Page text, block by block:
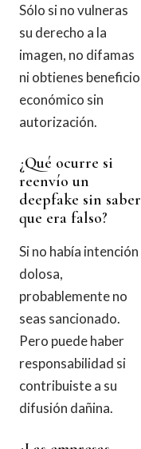
Sólo si no vulneras
su derecho a la
imagen, no difamas
ni obtienes beneficio
económico sin
autorización.
¿Qué ocurre si
reenvío un
deepfake sin saber
que era falso?
Si no había intención
dolosa,
probablemente no
seas sancionado.
Pero puede haber
responsabilidad si
contribuiste a su
difusión dañina.